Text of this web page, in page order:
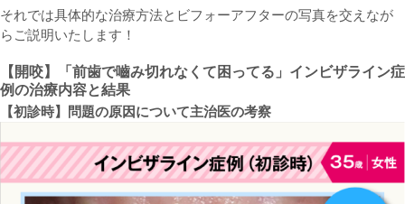
それでは具体的な治療方法とビフォーアフターの写真を交えなが
らご説明いたします！
【開咬】「前歯で嚙み切れなくて困ってる」 インビザライン症
例の治療内容と結果
【初診時】問題の原因について主治医の考察